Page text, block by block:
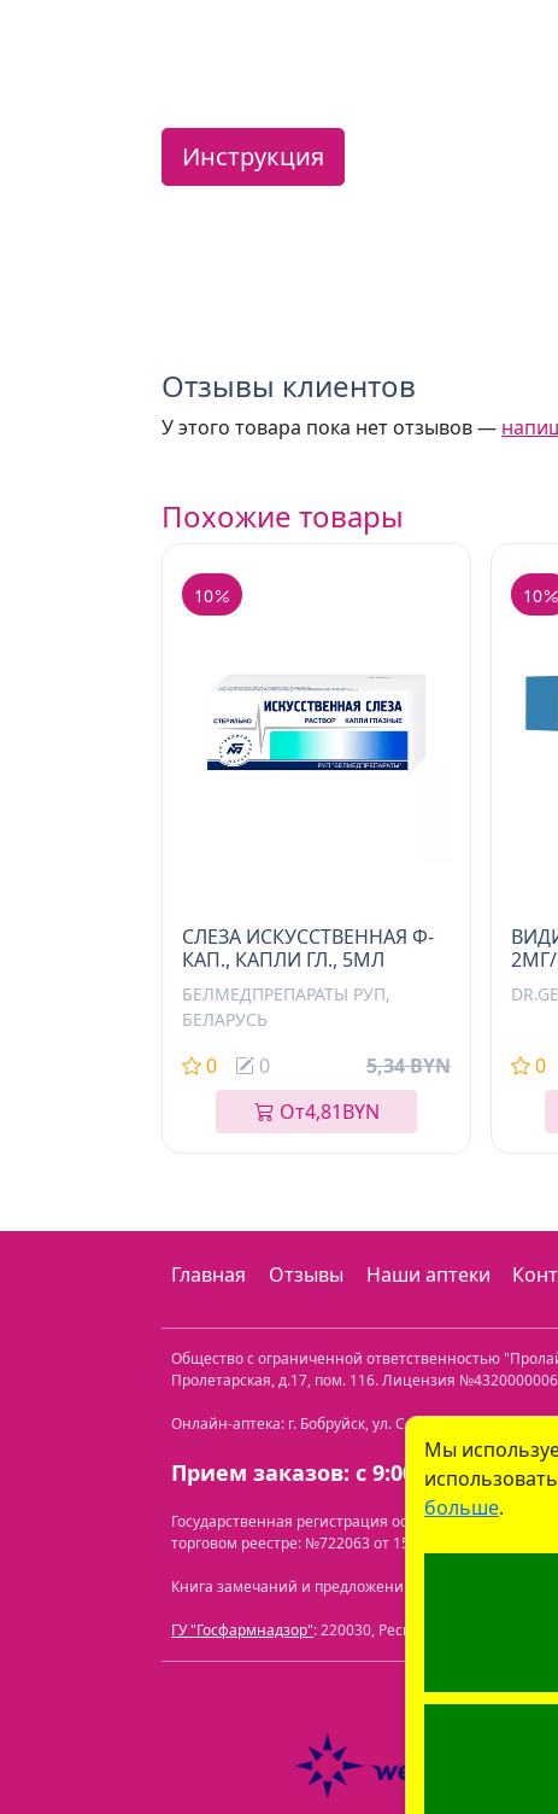
Инструкция
Отзывы клиентов
У этого товара пока нет отзывов —
Похожие товары
10
СЛЕЗА ИСКУССТВЕННАЯ Ф-
КАП., КАПЛИ ГЛ., 5МЛ
БЕЛМЕДПРЕПАРАТЫ РУП,
БЕЛАРУСЬ
0 0
5,34 BYN
От4,81BYN
10
2МГ/
0
Главная Отзывы Наши аптеки
Общество с ограниченной ответственностью
Пролетарская, д.17, пом. 116. Лицензия
Онлайн-аптека: г. Бобруйск, ул. Советская 40-3.
Прием заказов: с 9:00 до 21:00.
Государственная регистрация осуществлена
торговом реестре: №722063 от 15.07.2024.
Книга замечаний и предложений находится по
ГУ "Госфармнадзор": 220030, Республика Беларусь,
ООО
Мы
больше.